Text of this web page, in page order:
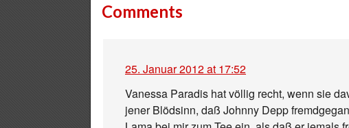
Comments
25. Januar 2012 at 17:52
Vanessa Paradis hat völlig recht, wenn sie
jener Blödsinn, daß Johnny Depp